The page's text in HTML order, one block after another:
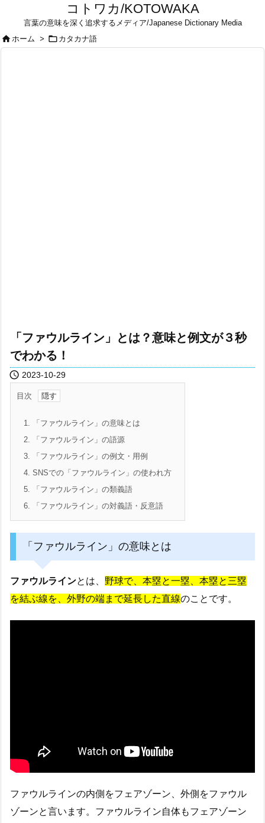
コトワカ/KOTOWAKA
言葉の意味を深く追求するメディア/Japanese Dictionary Media
ホーム >  カタカナ語
「ファウルライン」とは？意味と例文が３秒
でわかる！
 2023-10-29
目次
1. 「ファウルライン」の意味とは
2. 「ファウルライン」の語源
3. 「ファウルライン」の例文・用例
4. SNSでの「ファウルライン」の使われ方
5. 「ファウルライン」の類義語
6. 「ファウルライン」の対義語・反意語
「ファウルライン」の意味とは
ファウルラインとは、 野球で、本塁と一塁、本塁と三塁
を結ぶ線を、外野の端まで延長した直線のことです。
ファウルラインの内側をフェアゾーン、外側をファウル
ゾーンと言います。ファウルライン自体もフェアゾーン